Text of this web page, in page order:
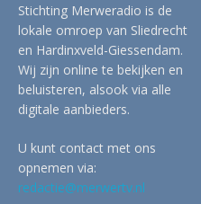
Stichting Merweradio is de
lokale omroep van Sliedrecht
en Hardinxveld-Giessendam.
Wij zijn online te bekijken en
beluisteren, alsook via alle
digitale aanbieders.
U kunt contact met ons
opnemen via:
redactie@merwertv.nl